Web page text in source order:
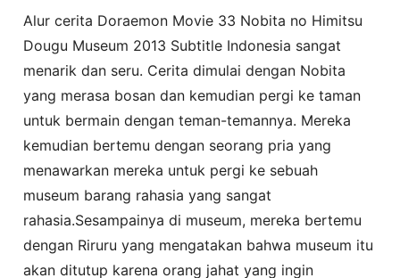
Alur cerita Doraemon Movie 33 Nobita no Himitsu
Dougu Museum 2013 Subtitle Indonesia sangat
menarik dan seru. Cerita dimulai dengan Nobita
yang merasa bosan dan kemudian pergi ke taman
untuk bermain dengan teman-temannya. Mereka
kemudian bertemu dengan seorang pria yang
menawarkan mereka untuk pergi ke sebuah
museum barang rahasia yang sangat
rahasia.Sesampainya di museum, mereka bertemu
dengan Riruru yang mengatakan bahwa museum itu
akan ditutup karena orang jahat yang ingin